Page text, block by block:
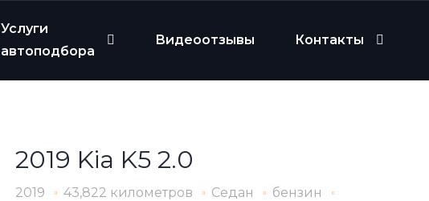
Услуги
автоподбора
Видеоотзывы Контакты
2019 Kia K5 2.0
2019 43,822 километров Седан
бензин